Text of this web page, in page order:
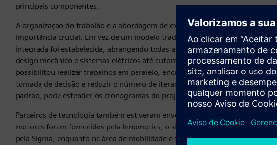
principais componentes.
A organização do trabalho e a abordagem de execução do projeto foram de
importância crucial. Em vez de um modelo tradicional e fragmentado, uma
integrada foi estabelecida, abrangendo todas as competências necessárias,
design mecânico e sistemas elétricos até automação e resfriamento. Essa
possibilitou realizar trabalhos em paralelo, encurtar significativamente os
tomada de decisão e reduzir o número de iterações de design, o que, sob
padrão, pode estender os cronogramas do projeto em muitos meses.
Parceiros de tecnologia também estiveram envolvidos na execução do
motores foram fornecidos pela Innomotics, o sistema de resfriamento foi
pela Sigma, enquanto na área de mobilidade e flexibilidade da estação (uma